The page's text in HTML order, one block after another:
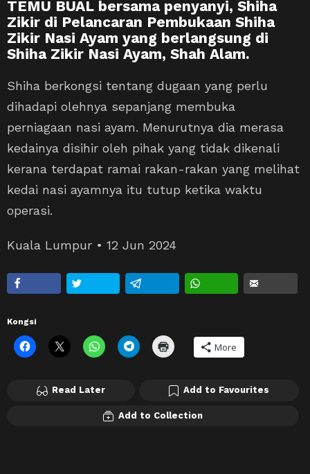
TEMU BUAL bersama penyanyi, Shiha
Zikir di Pelancaran Pembukaan Shiha
Zikir Nasi Ayam yang berlangsung di
Shiha Zikir Nasi Ayam, Shah Alam.
Shiha berkongsi tentang dugaan yang perlu
dihadapi olehnya sepanjang membuka
perniagaan nasi ayam. Menurutnya dia merasa
kedainya disihir oleh pihak yang tidak dikenali
kerana terdapat ramai rakan-rakan yang melihat
kedai nasi ayamnya itu tutup ketika waktu
operasi.
Kuala Lumpur • 12 Jun 2024
Kongsi
More
Read Later Add to Favourites
Add to Collection